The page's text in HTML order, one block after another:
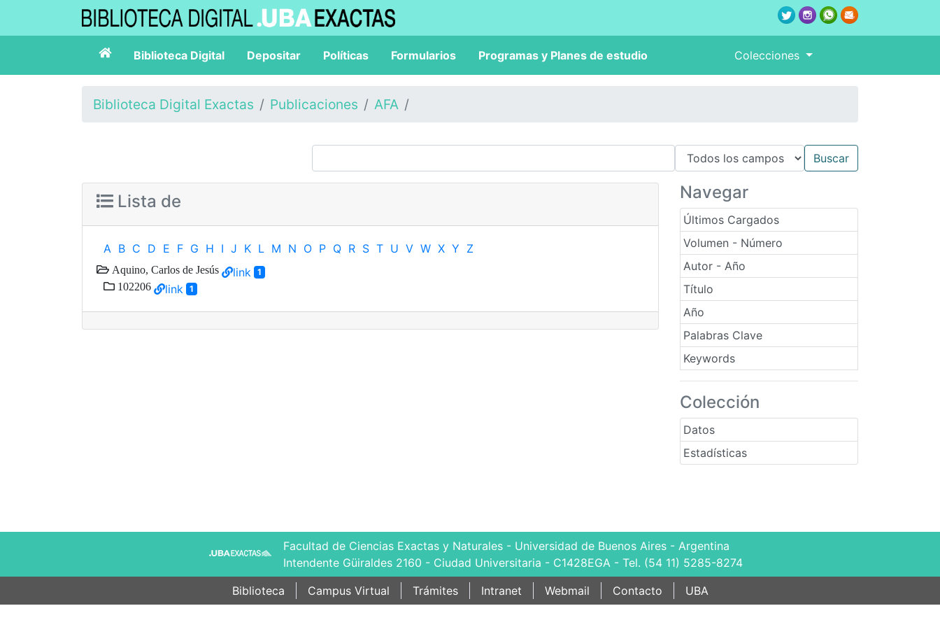
Biblioteca Digital Depositar Políticas Formularios Programas y Planes de estudio Colecciones
Biblioteca Digital Exactas Publicaciones AFA
Navegar
Últimos Cargados
Volumen - Número
Autor - Año
Título
Año
Palabras Clave
Keywords
Colección
Datos
Estadísticas
Lista de
A B C D E F G H I J K L M N O P Q R S T U V W X Y Z
Aquino, Carlos de Jesús link 1
102206 link 1
Facultad de Ciencias Exactas y Naturales - Universidad de Buenos Aires - Argentina
Intendente Güiraldes 2160 - Ciudad Universitaria - C1428EGA - Tel. (54 11) 5285-8274
Biblioteca
Campus Virtual Trámites Intranet Webmail Contacto UBA